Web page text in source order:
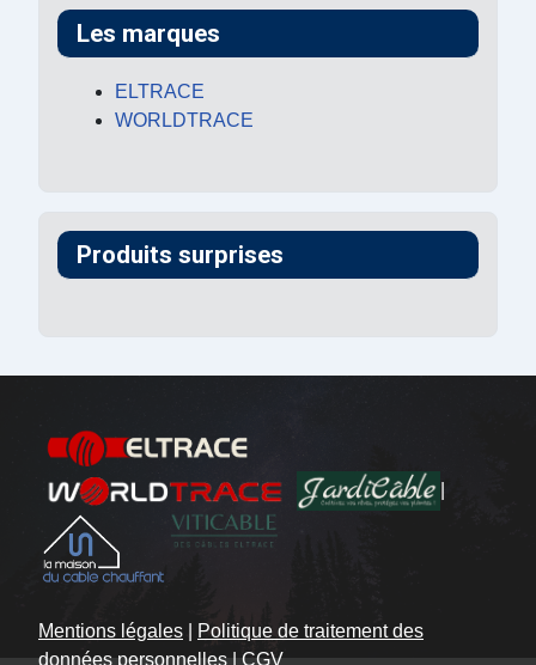
Les marques
ELTRACE
WORLDTRACE
Produits surprises
Mentions légales
Politique de traitement des
données personnelles|CGV